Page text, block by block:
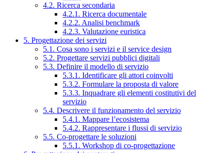
4.2. Ricerca secondaria
4.2.1. Ricerca documentale
4.2.2. Analisi benchmark
4.2.3. Valutazione euristica
5. Progettazione dei servizi
5.1. Cosa sono i servizi e il service design
5.2. Progettare servizi pubblici digitali
5.3. Definire il modello di servizio
5.3.1. Identificare gli attori coinvolti
5.3.2. Formulare la proposta di valore
5.3.3. Inquadrare gli elementi costitutivi del
servizio
5.4. Descrivere il funzionamento del servizio
5.4.1. Mappare l’ecosistema
5.4.2. Rappresentare i flussi di servizio
5.5. Co-progettare le soluzioni
5.5.1. Workshop di co-progettazione